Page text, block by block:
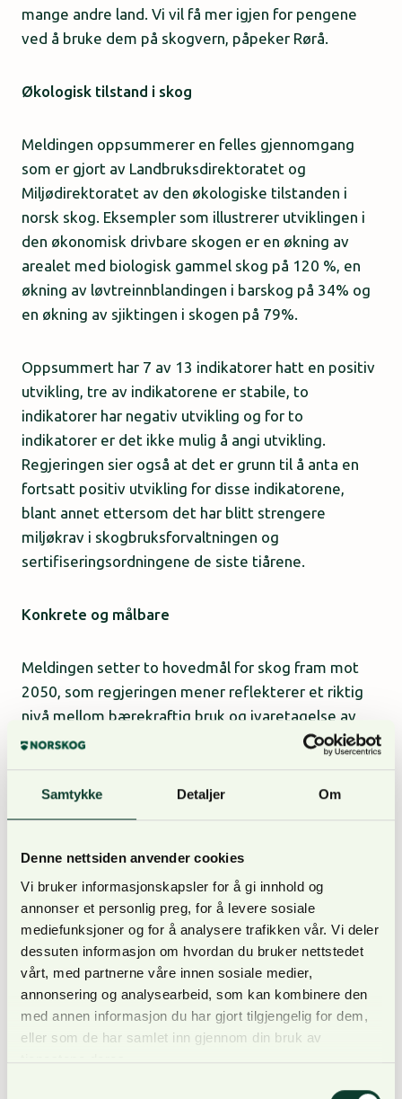
Samtykke Detaljer Om
Denne nettsiden anvender cookies
Vi bruker informasjonskapsler for å gi innhold og
annonser et personlig preg, for å levere sosiale
mediefunksjoner og for å analysere trafikken vår. Vi deler
dessuten informasjon om hvordan du bruker nettstedet
vårt, med partnerne våre innen sosiale medier,
annonsering og analysearbeid, som kan kombinere den
med annen informasjon du har gjort tilgjengelig for dem,
eller som de har samlet inn gjennom din bruk av
mange andre land. Vi vil få mer igjen for pengene
ved å bruke dem på skogvern, påpeker Rørå.
Økologisk tilstand i skog
Meldingen oppsummerer en felles gjennomgang
som er gjort av Landbruksdirektoratet og
Miljødirektoratet av den økologiske tilstanden i
norsk skog. Eksempler som illustrerer utviklingen i
den økonomisk drivbare skogen er en økning av
arealet med biologisk gammel skog på 120 %, en
økning av løvtreinnblandingen i barskog på 34% og
en økning av sjiktingen i skogen på 79%.
Oppsummert har 7 av 13 indikatorer hatt en positiv
utvikling, tre av indikatorene er stabile, to
indikatorer har negativ utvikling og for to
indikatorer er det ikke mulig å angi utvikling.
Regjeringen sier også at det er grunn til å anta en
fortsatt positiv utvikling for disse indikatorene,
blant annet ettersom det har blitt strengere
miljøkrav i skogbruksforvaltningen og
sertifiseringsordningene de siste tiårene.
Konkrete og målbare
Meldingen setter to hovedmål for skog fram mot
2050, som regjeringen mener reflekterer et riktig
nivå mellom bærekraftig bruk og ivaretagelse av
skog i Norge:
Skog som er vernet etter naturmangfoldloven
er i økologisk tilstand nær naturtilstand i 2050.
direktoratenes indikatorer, forbedret innen
2050, samtidig som det er et aktivt
bærekraftig skogbruk på drivverdige arealer og
skognæringens konkurransekraft er ivaretatt.
En meny av tiltak
For å nå målene lister meldingen opp en rekke tiltak